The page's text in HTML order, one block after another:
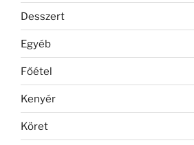
Desszert
Egyéb
Főétel
Kenyér
Köret